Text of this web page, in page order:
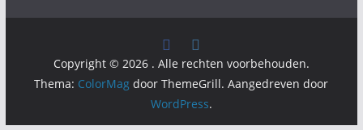
Copyright © 2026 . Alle rechten voorbehouden.
Thema: ColorMag door ThemeGrill. Aangedreven door
WordPress.